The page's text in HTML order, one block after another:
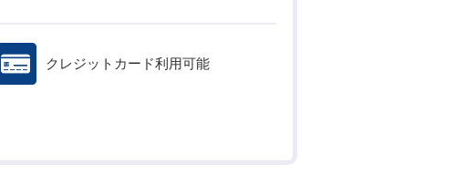
クレジットカード利用可能